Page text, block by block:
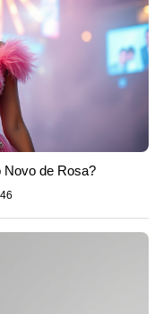
Novo de Rosa?